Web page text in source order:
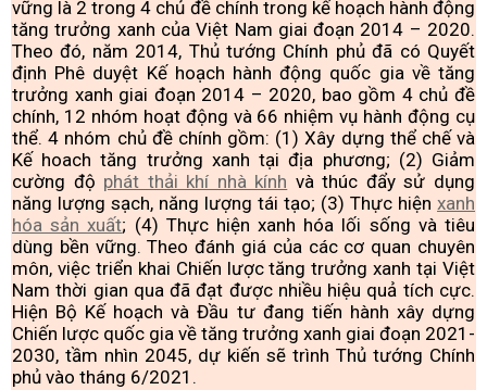
vững là 2 trong 4 chủ đề chính trong kế hoạch hành động
tăng trưởng xanh của Việt Nam giai đoạn 2014 – 2020.
Theo đó, năm 2014, Thủ tướng Chính phủ đã có Quyết
định Phê duyệt Kế hoạch hành động quốc gia về tăng
trưởng xanh giai đoạn 2014 – 2020, bao gồm 4 chủ đề
chính, 12 nhóm hoạt động và 66 nhiệm vụ hành động cụ
thể. 4 nhóm chủ đề chính gồm: (1) Xây dựng thể chế và
Kế hoach tăng trưởng xanh tại địa phương; (2) Giảm
cường độ phát thải khí nhà kính và thúc đẩy sử dụng
năng lượng sạch, năng lượng tái tạo; (3) Thực hiện xanh
hóa sản xuất; (4) Thực hiện xanh hóa lối sống và tiêu
dùng bền vững. Theo đánh giá của các cơ quan chuyên
môn, việc triển khai Chiến lược tăng trưởng xanh tại Việt
Nam thời gian qua đã đạt được nhiều hiệu quả tích cực.
Hiện Bộ Kế hoạch và Đầu tư đang tiến hành xây dựng
Chiến lược quốc gia về tăng trưởng xanh giai đoạn 2021-
2030, tầm nhìn 2045, dự kiến sẽ trình Thủ tướng Chính
phủ vào tháng 6/2021.